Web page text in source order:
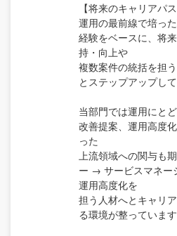
【将来のキャリアパス
運用の最前線で培っ
経験をベースに、将
持・向上や
複数案件の統括を担
とステップアップし
当部門では運用にと
改善提案、運用高度
った
上流領域への関与も
ー → サービスマネー
運用高度化を
担う人材へとキャリ
る環境が整っています